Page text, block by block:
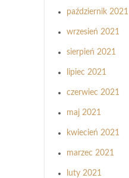
październik 2021
wrzesień 2021
sierpień 2021
lipiec 2021
czerwiec 2021
maj 2021
kwiecień 2021
marzec 2021
luty 2021